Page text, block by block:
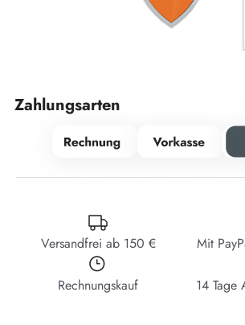
Zahlungsarten
Versandfrei ab 150 € Mit
Rechnungskauf 14 Tage